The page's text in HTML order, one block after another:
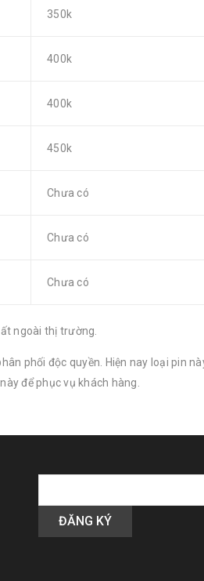
350k
400k
400k
450k
Chưa có
Chưa có
Chưa có
ngoài thị trường.
phối độc quyền. Hiện nay loại pin
để phục vụ khách hàng.